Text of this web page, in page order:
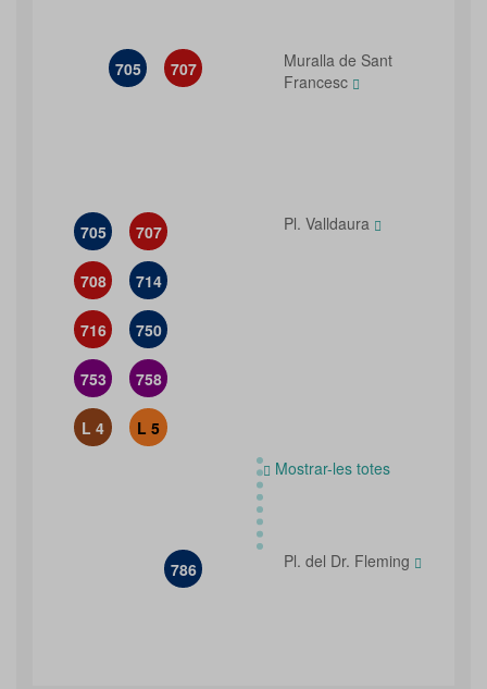
705 707
Muralla de Sant
Francesc
705 707
708 714
716 750
753 758
L 4 L 5
Pl. Valldaura
Mostrar-les totes
786 Pl. del Dr. Fleming